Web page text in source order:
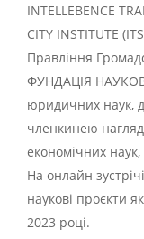
INTELLEBENCE
CITY INSTITUTE
Правління
ФУНДАЦІЯ
юридичних наук,
членкинею
економічних
На онлайн
наукові проєкти
2023 році.